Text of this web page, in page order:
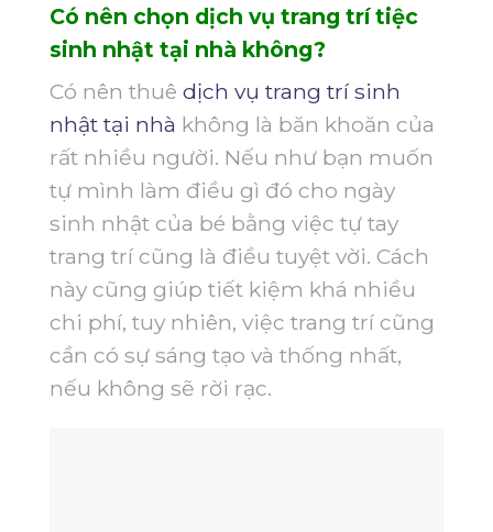
Có nên chọn dịch vụ trang trí tiệc
sinh nhật tại nhà không?
Có nên thuê dịch vụ trang trí sinh
nhật tại nhà không là băn khoăn của
rất nhiều người. Nếu như bạn muốn
tự mình làm điều gì đó cho ngày
sinh nhật của bé bằng việc tự tay
trang trí cũng là điều tuyệt vời. Cách
này cũng giúp tiết kiệm khá nhiều
chi phí, tuy nhiên, việc trang trí cũng
cần có sự sáng tạo và thống nhất,
nếu không sẽ rời rạc.